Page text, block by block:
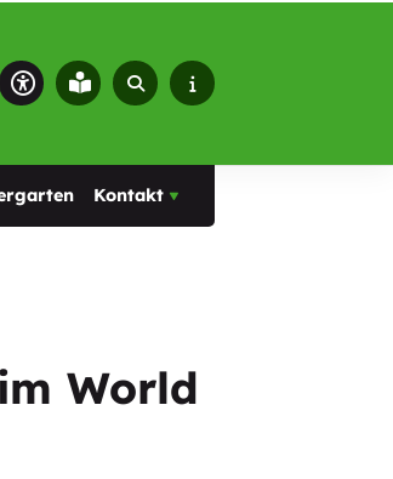
Kontakt
World